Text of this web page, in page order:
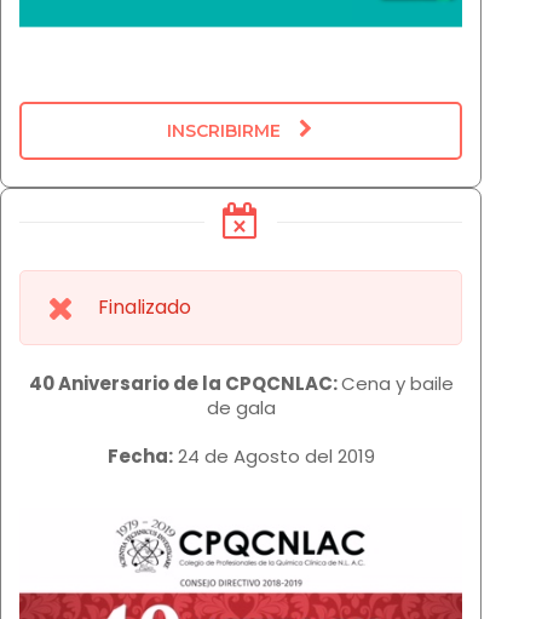
INSCRIBIRME
Finalizado
40 Aniversario de la CPQCNLAC:Cena y baile
de gala
Fecha:24 de Agosto del 2019